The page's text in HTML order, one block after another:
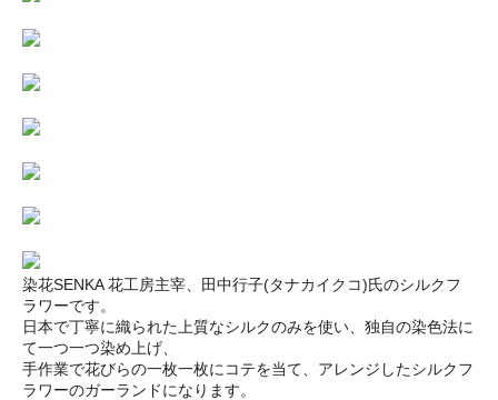
染花SENKA 花工房主宰、田中行子(タナカイクコ)氏のシルクフ
ラワーです。
日本で丁寧に織られた上質なシルクのみを使い、独自の染色法に
て一つ一つ染め上げ、
手作業で花びらの一枚一枚にコテを当て、アレンジしたシルクフ
ラワーのガーランドになります。